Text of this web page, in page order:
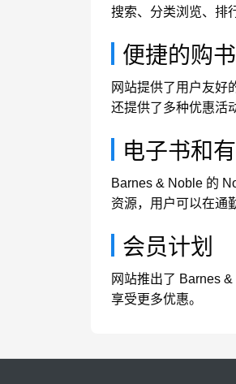
搜索、分类浏览、排
便捷的购
网站提供了用户友好
还提供了多种优惠活
电子书和
Barnes & Noble 的
资源，用户可以在通
会员计划
网站推出了 Barnes
享受更多优惠。